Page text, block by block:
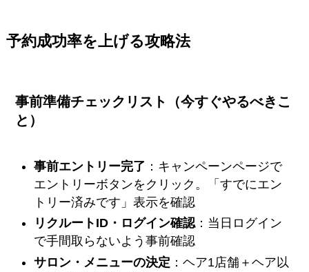
予約成功率を上げる攻略法
事前準備チェックリスト（今すぐやるべきこ
と）
事前エントリー完了 ：キャンペーンページで
エントリーボタンをクリック。「すでにエン
トリー済みです」表示を確認
リクルートID・ログイン確認：当日ログイン
で手間取らないよう事前確認
サロン・メニューの決定 ：ヘア1店舗＋ヘア以